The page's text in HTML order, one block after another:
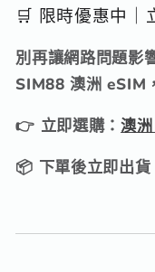
🛒 限時優惠中｜
別再讓網路問題影
SIM88 澳洲 eSIM，
👉 立即選購：澳
📦 下單後立即出貨